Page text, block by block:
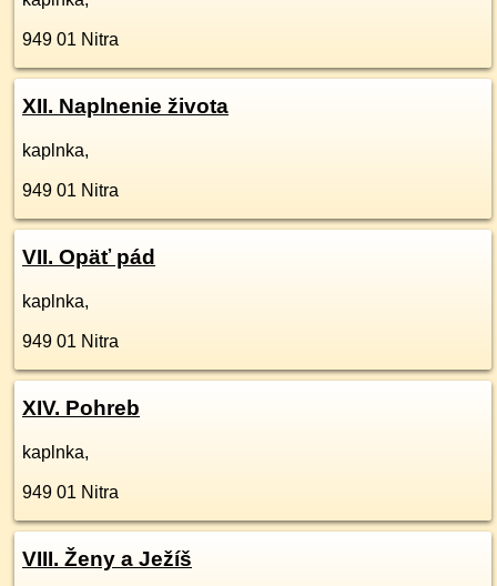
949 01 Nitra
XII. Naplnenie života
kaplnka,
949 01 Nitra
VII. Opäť pád
kaplnka,
949 01 Nitra
XIV. Pohreb
kaplnka,
949 01 Nitra
VIII. Ženy a Ježíš